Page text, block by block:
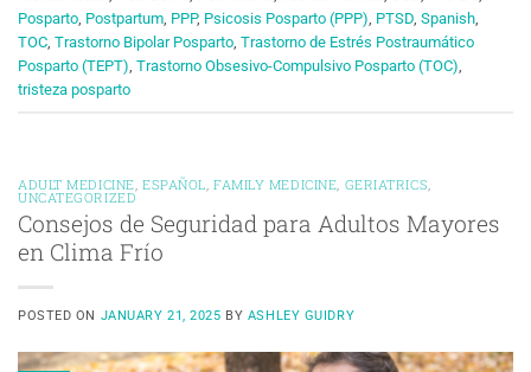
Posparto, Postpartum, PPP, Psicosis Posparto (PPP), PTSD, Spanish,
TOC, Trastorno Bipolar Posparto, Trastorno de Estrés Postraumático
Posparto (TEPT), Trastorno Obsesivo-Compulsivo Posparto (TOC),
tristeza posparto
ADULT MEDICINE ESPAÑOL ,FAMILY MEDICINE GERIATRICS
UNCATEGORIZED
Consejos de Seguridad para Adultos Mayores
en Clima Frío
POSTED ON JANUARY 21, 2025 BY ASHLEY GUIDRY